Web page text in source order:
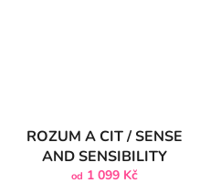
ROZUM A CIT / SENSE
AND SENSIBILITY
od 1 099 Kč